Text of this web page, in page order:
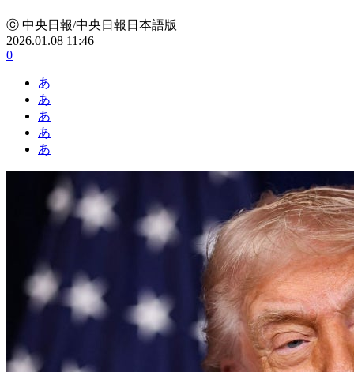
ⓒ 中央日報/中央日報日本語版
2026.01.08 11:46
0
あ
あ
あ
あ
あ